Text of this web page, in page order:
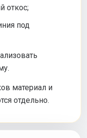
откос;
под
материал и
отдельно.